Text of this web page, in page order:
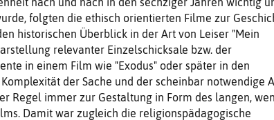
folgten die ethisch orientierten Filme zur
historischen Überblick in der Art von Leiser "Mein
relevanter Ein­zelschicksale bzw. der
in einem Film wie "Exodus" oder später in den
der Sa­che und der scheinbar notwendige
Regel immer zur Gestaltung in Form des lan­gen,
Damit war zugleich die religi­onspädagogische